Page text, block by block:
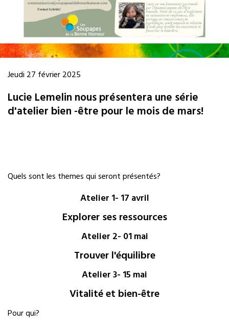
Jeudi 27 février 2025
Lucie Lemelin nous présentera une série
d'atelier bien -être pour le mois de mars!
Quels sont les themes qui seront présentés?
Atelier 1- 17 avril
Explorer ses ressources
Atelier 2- 01 mai
Trouver l'équilibre
Atelier 3- 15 mai
Vitalité et bien-être
Pour qui?